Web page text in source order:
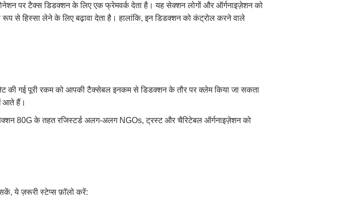
पर टैक्स डिडक्शन के लिए एक फ्रेमवर्क देता है। यह सेक्शन लोगों और ऑर्गनाइज़ेशन को
से हिस्सा लेने के लिए बढ़ावा देता है। हालांकि, इन डिडक्शन को कंट्रोल करने वाले
की गई पूरी रकम को आपकी टैक्सेबल इनकम से डिडक्शन के तौर पर क्लेम किया जा सकता
आते हैं।
80G के तहत रजिस्टर्ड अलग-अलग NGOs, ट्रस्ट और चैरिटेबल ऑर्गनाइज़ेशन को
ये ज़रूरी स्टेप्स फ़ॉलो करें: